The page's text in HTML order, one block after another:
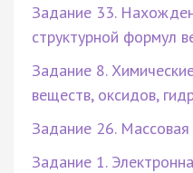
Задание 33.
структурной формул
Задание 8.
веществ, оксидов,
Задание 26.
Задание 1.